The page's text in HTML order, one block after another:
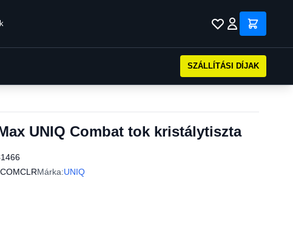
SZÁLLÍTÁSI DÍJAK
UNIQ Combat tok kristálytiszta
Márka:UNIQ